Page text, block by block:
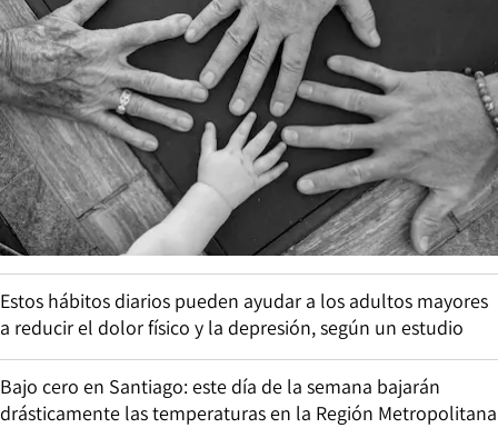
Estos hábitos diarios pueden ayudar a los adultos mayores
a reducir el dolor físico y la depresión, según un estudio
Bajo cero en Santiago: este día de la semana bajarán
drásticamente las temperaturas en la Región Metropolitana